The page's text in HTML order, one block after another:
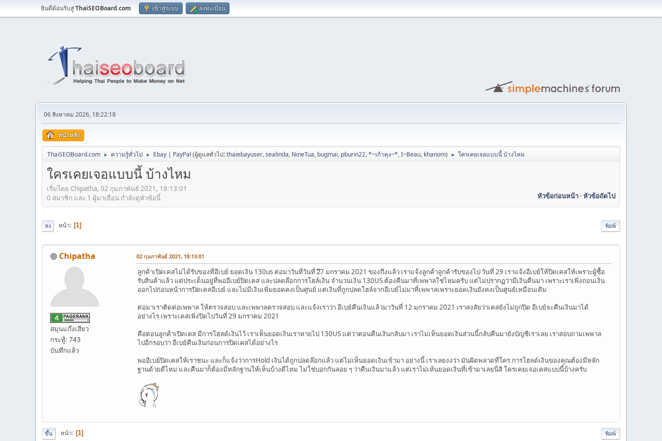
ยินดีต้อนรับสู่ThaiSEOBoard.com เข้าสู่ระบบ ลงทะเบียน
06 สิงหาคม 2026, 18:22:18
หน้าหลัก
ThaiSEOBoard.com ► ความรู้ทั่วไป ► Ebay | PayPal (ผู้ดูแลทั่วไป:thaiebayuser,sealinda, NineTua, bugmai, pburin22,*~เก้าคุง~*,I~Beau, khanom) ► ใครเคยเจอแบบนี้ บ้างไหม
ใครเคยเจอแบบนี้ บ้างไหม
เริ่มโดย Chipatha, 02 กุมภาพันธ์ 2021, 18:13:01
หัวข้อก่อนหน้า-หัวข้อถัดไป
0 สมาชิก และ 1 ผู้มาเยือน กำลังดูหัวข้อนี้
พิมพ์
ลง หน้า 1
Chipatha
สมุนแก๊งเสียว
กระทู้: 743
บันทึกแล้ว
02 กุมภาพันธ์ 2021, 18:13:01
ลูกค้าเปิดเคสไม่ได้รับของที่อีเบย์ ยอดเงิน 130us ต่อมาวันที่วันที่ 2ึ7 มกราคม 2021 ของถึงแล้ว เราแจ้งลูกค้าลูกค้ารับของไป วันที่ 29 เราแจ้งอีเบย์ให้ปิดเคสให้เพราะผู้ซื้อ
รับสินค้าแล้ว แต่ประเด็นอยู่ที่พออีเบย์ปิดเคส และปลดล๊อกการโฮล์เงิน จำนวนเงิน 130US ต้องคืนมาที่เพพาลใช่ไหมครับ แต่ไม่ปรากฏว่ามีเงินคืนมา เพราะเราเพิ่งถอนเงิน
ออกไปก่อนหน้าการปิดเคสอีเบย์ และไม่มีเงินเพิ่มยอดคงเป็นศูนย์ แต่เงินที่ถูกปลดโฮล์จากอีเบย์ไม่มาที่เพพาลเพราะยอดเงินยังคงเป็นศูนย์เหมือนเดิม
ต่อมาเราติดต่อเพพาล ให้ตรวจสอบ และเพพาลตรวจสอบ และแจ้งเราว่า อีเบย์คืนเงินแล้วมาวันที่ 12 มกราคม 2021 เราสงสัยว่าเคสยังไม่ถูกปิด อีเบย์จะคืนเงินมาได้
อย่างไร เพราะเคสเพิ่งปิดไปวันที่ 29 มกราคม 2021
คือตอนลูกค้าเปิดเคส มีการโฮลด์เงินไว้ เราเห็นยอดเงินเราหายไป 130US แต่ว่าตอนคืนเงินกลับมา เราไม่เห็นยอดเงินส่วนนี้กลับคืนมายังบัญชีเราเลย เราสอบถามเพพาล
ไปอีกรอบว่า อีเบย์คืนเงินก่อนการปิดเคสได้อย่างไร
พออีเบย์ปิดเคสให้เราชนะ และก็แจ้งว่าการHold เงินได้ถูกปลดล๊อกแล้ว แต่ไม่เห็นยอดเงินเข้ามา อย่างนี้ เราเลยงงว่า มันผิดพลาดที่ใคร การโฮลด์เงินของคุณต้องมีหลัก
ฐานด้วยดีไหม และคืนมาก็ต้องมีหลักฐานให้เห็นบ้างดีไหม ไม่ใช่บอกกันลอย ๆ ว่าคืนเงินมาแล้ว แต่เราไม่เห้นยอดเงินที่เข้ามาเลยนี่สิ ใครเคยเจอเคสแบบนี้บ้างครับ
พิมพ์
ขึ้น หน้า 1